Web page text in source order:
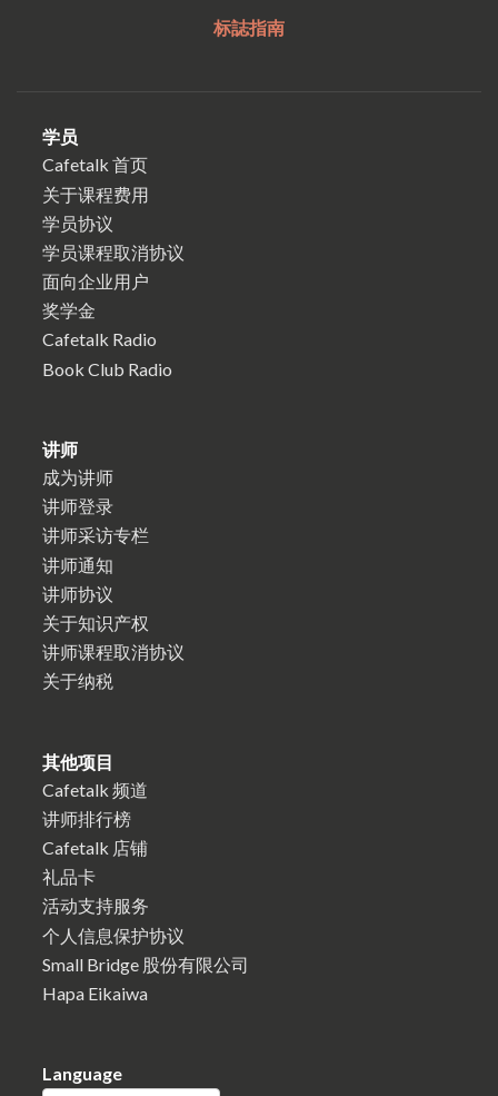
标誌指南
学员
Cafetalk 首页
关于课程费用
学员协议
学员课程取消协议
面向企业用户
奖学金
Cafetalk Radio
Book Club Radio
讲师
成为讲师
讲师登录
讲师采访专栏
讲师通知
讲师协议
关于知识产权
讲师课程取消协议
关于纳税
其他项目
Cafetalk 频道
讲师排行榜
Cafetalk 店铺
礼品卡
活动支持服务
个人信息保护协议
Small Bridge 股份有限公司
Hapa Eikaiwa
Language